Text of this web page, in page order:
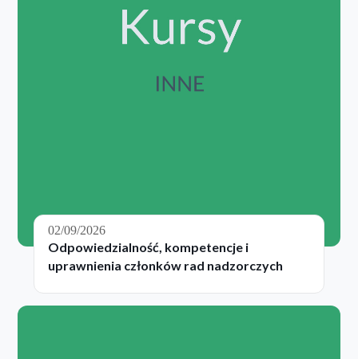
02/09/2026
Odpowiedzialność, kompetencje i
uprawnienia członków rad nadzorczych